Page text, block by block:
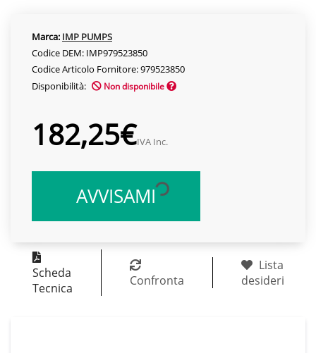
Marca: IMP PUMPS
Codice DEM: IMP979523850
Codice Articolo Fornitore: 979523850
Disponibilità:
Non disponibile
182,25€IVA Inc.
AVVISAMI
Scheda
Tecnica
Confronta
Lista
desideri